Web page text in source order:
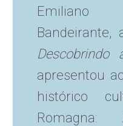
Bandeirante,
Descobrindo
apresentou
histórico
Romagna: